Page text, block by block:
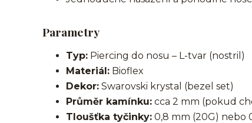
Parametry
Typ: Piercing do nosu – L-tvar (nostril)
Materiál: Bioflex
Dekor: Swarovski krystal (bezel set)
Průměr kamínku: cca 2 mm (pokud
Tloušťka tyčinky: 0,8 mm (20G) nebo